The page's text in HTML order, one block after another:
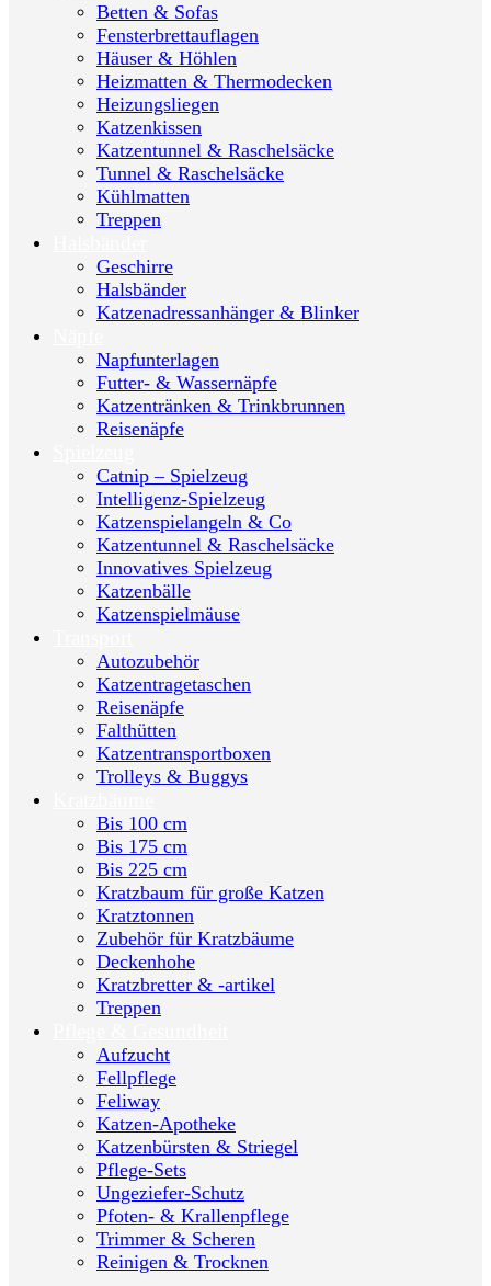
Betten & Sofas
Fensterbrettauflagen
Häuser & Höhlen
Heizmatten & Thermodecken
Heizungsliegen
Katzenkissen
Katzentunnel & Raschelsäcke
Tunnel & Raschelsäcke
Kühlmatten
Treppen
Geschirre
Halsbänder
Katzenadressanhänger & Blinker
Napfunterlagen
Futter- & Wassernäpfe
Katzentränken & Trinkbrunnen
Reisenäpfe
Catnip – Spielzeug
Intelligenz-Spielzeug
Katzenspielangeln & Co
Katzentunnel & Raschelsäcke
Innovatives Spielzeug
Katzenbälle
Katzenspielmäuse
Autozubehör
Katzentragetaschen
Reisenäpfe
Falthütten
Katzentransportboxen
Trolleys & Buggys
Bis 100 cm
Bis 175 cm
Bis 225 cm
Kratzbaum für große Katzen
Kratztonnen
Zubehör für Kratzbäume
Deckenhohe
Kratzbretter & -artikel
Treppen
Aufzucht
Fellpflege
Feliway
Katzen-Apotheke
Katzenbürsten & Striegel
Pflege-Sets
Ungeziefer-Schutz
Pfoten- & Krallenpflege
Trimmer & Scheren
Reinigen & Trocknen